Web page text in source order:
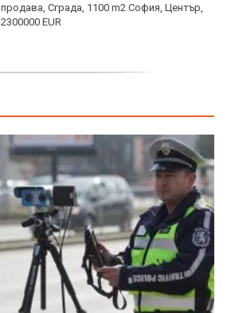
продава, Сграда, 1100 m2 София, Център,
2300000 EUR